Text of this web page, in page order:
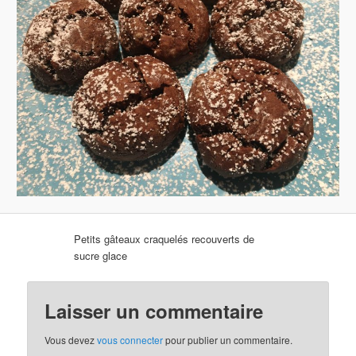
Petits gâteaux craquelés recouverts de
sucre glace
Laisser un commentaire
Vous devezvous connecterpour publier un commentaire.